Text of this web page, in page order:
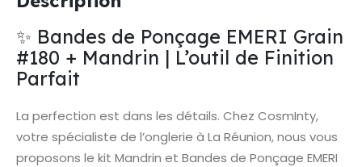
✨ Bandes de Ponçage EMERI Grain
#180 + Mandrin | L’outil de Finition
Parfait
La perfection est dans les détails. Chez CosmInty,
votre spécialiste de l’onglerie à La Réunion, nous vous
proposons le kit Mandrin et Bandes de Ponçage EMERI